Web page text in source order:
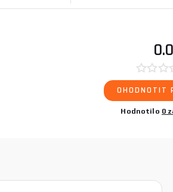
0.0
OHODNOTIT
Hodnotilo 0